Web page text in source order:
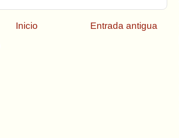
Entrada antigua
Inicio